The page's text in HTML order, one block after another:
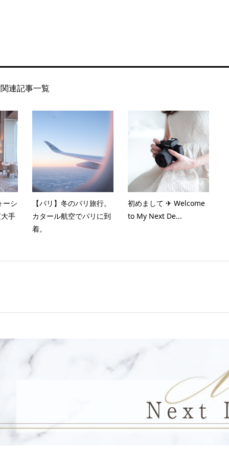
関連記事一覧
ーシ
手
【パリ】冬のパリ旅行。
カタール航空でパリに到
着。
初めまして ✈︎ Welcome
to My Next De...